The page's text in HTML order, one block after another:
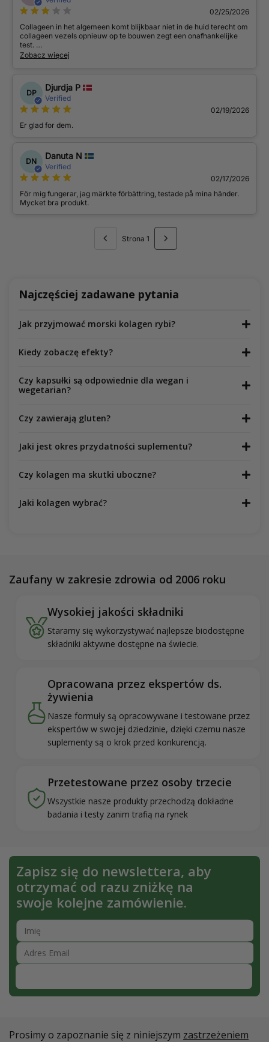
02/25/2026
Collageen in het algemeen komt blijkbaar niet in de huid terecht om
collageen vezels opnieuw op te bouwen zegt een onafhankelijke
test.
Wat wel kan, is spierrepair, hormoonproductie en voeden van de
Zobacz więcej
DP
Djurdja P
Verified
02/19/2026
Er glad for dem.
DN
Danuta N
Verified
02/17/2026
För mig fungerar, jag märkte förbättring, testade på mina händer.
Mycket bra produkt.
Strona 1
Najczęściej zadawane pytania
Jak przyjmować morski kolagen rybi?
Kiedy zobaczę efekty?
Czy kapsułki są odpowiednie dla wegan i
wegetarian?
Czy zawierają gluten?
Jaki jest okres przydatności suplementu?
Czy kolagen ma skutki uboczne?
Jaki kolagen wybrać?
Zaufany w zakresie zdrowia od 2006 roku
Wysokiej jakości składniki
Staramy się wykorzystywać najlepsze biodostępne
składniki aktywne dostępne na świecie.
Opracowana przez ekspertów ds.
żywienia
Nasze formuły są opracowywane i testowane przez
ekspertów w swojej dziedzinie, dzięki czemu nasze
suplementy są o krok przed konkurencją.
Przetestowane przez osoby trzecie
Wszystkie nasze produkty przechodzą dokładne
badania i testy zanim trafią na rynek
Zapisz się do newslettera, aby
otrzymać od razu zniżkę na
swoje kolejne zamówienie.
Prosimy o zapoznanie się z niniejszym zastrzeżeniem